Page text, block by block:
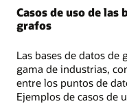
Casos de uso de las
grafos
Las bases de datos de
gama de industrias,
entre los puntos de
Ejemplos de casos de